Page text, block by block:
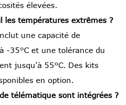
élevées.
les températures extrêmes ?
une capacité de
-35°C et une tolérance du
jusqu'à 55°C. Des kits
en option.
télématique sont intégrées ?